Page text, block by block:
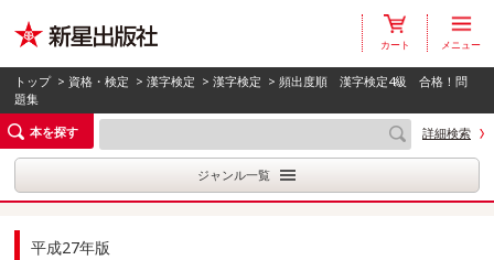
カート メニュー
トップ > 資格・検定 >漢字検定 >漢字検定 > 頻出度順 漢字検定4級 合格！問
題集
本を探す
詳細検索
ジャンル一覧
平成27年版